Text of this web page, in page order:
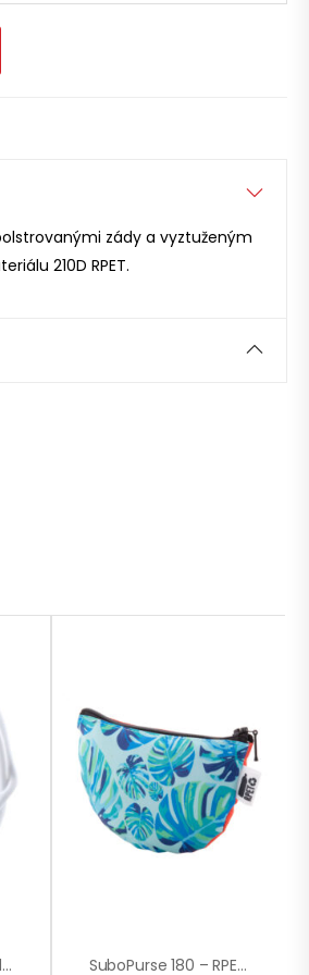
zády a vyztuženým
210D RPET.
Wristo – Chytré Hodinky SuboPurse 180 – RPET Taštička Na Zakázku